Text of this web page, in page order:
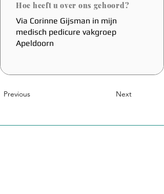
Hoe heeft u over ons gehoord?
Via Corinne Gijsman in mijn
medisch pedicure vakgroep
Apeldoorn
Previous Next